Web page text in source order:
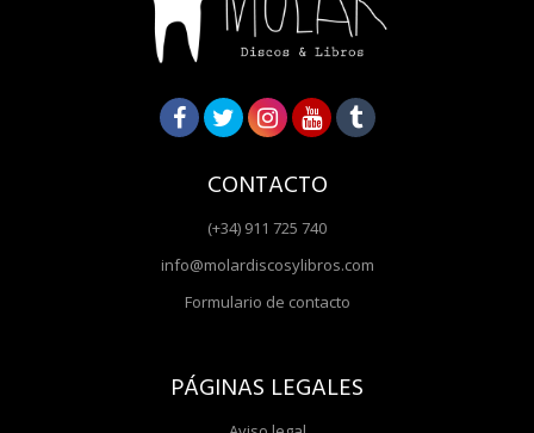
CONTACTO
(+34) 911 725 740
info@molardiscosylibros.com
Formulario de contacto
PÁGINAS LEGALES